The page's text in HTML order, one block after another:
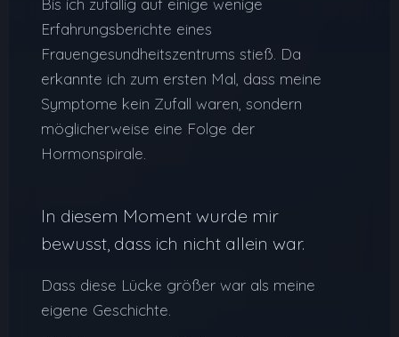
Bis ich zufällig auf einige wenige
Erfahrungsberichte eines
Frauengesundheitszentrums stieß. Da
erkannte ich zum ersten Mal, dass meine
Symptome kein Zufall waren, sondern
möglicherweise eine Folge der
Hormonspirale.
In diesem Moment wurde mir
bewusst, dass ich nicht allein war.
Dass diese Lücke größer war als meine
eigene Geschichte.